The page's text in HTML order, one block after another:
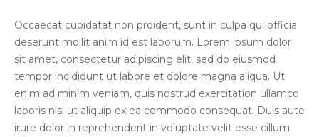
Occaecat cupidatat non proident, sunt in culpa qui officia
deserunt mollit anim id est laborum. Lorem ipsum dolor
sit amet, consectetur adipiscing elit, sed do eiusmod
tempor incididunt ut labore et dolore magna aliqua. Ut
enim ad minim veniam, quis nostrud exercitation ullamco
laboris nisi ut aliquip ex ea commodo consequat. Duis aute
irure dolor in reprehenderit in voluptate velit esse cillum